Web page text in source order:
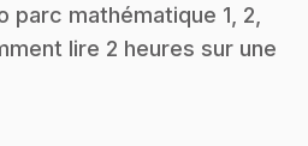
parc mathématique 1, 2,
lire 2 heures sur une